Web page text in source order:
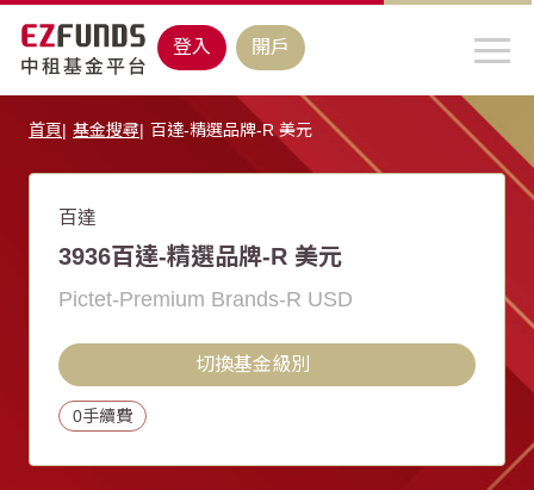
登入 開戶
首頁 基金搜尋 百達-精選品牌-R 美元
百達
3936百達-精選品牌-R 美元
Pictet-Premium Brands-R USD
切換基金級別
0手續費